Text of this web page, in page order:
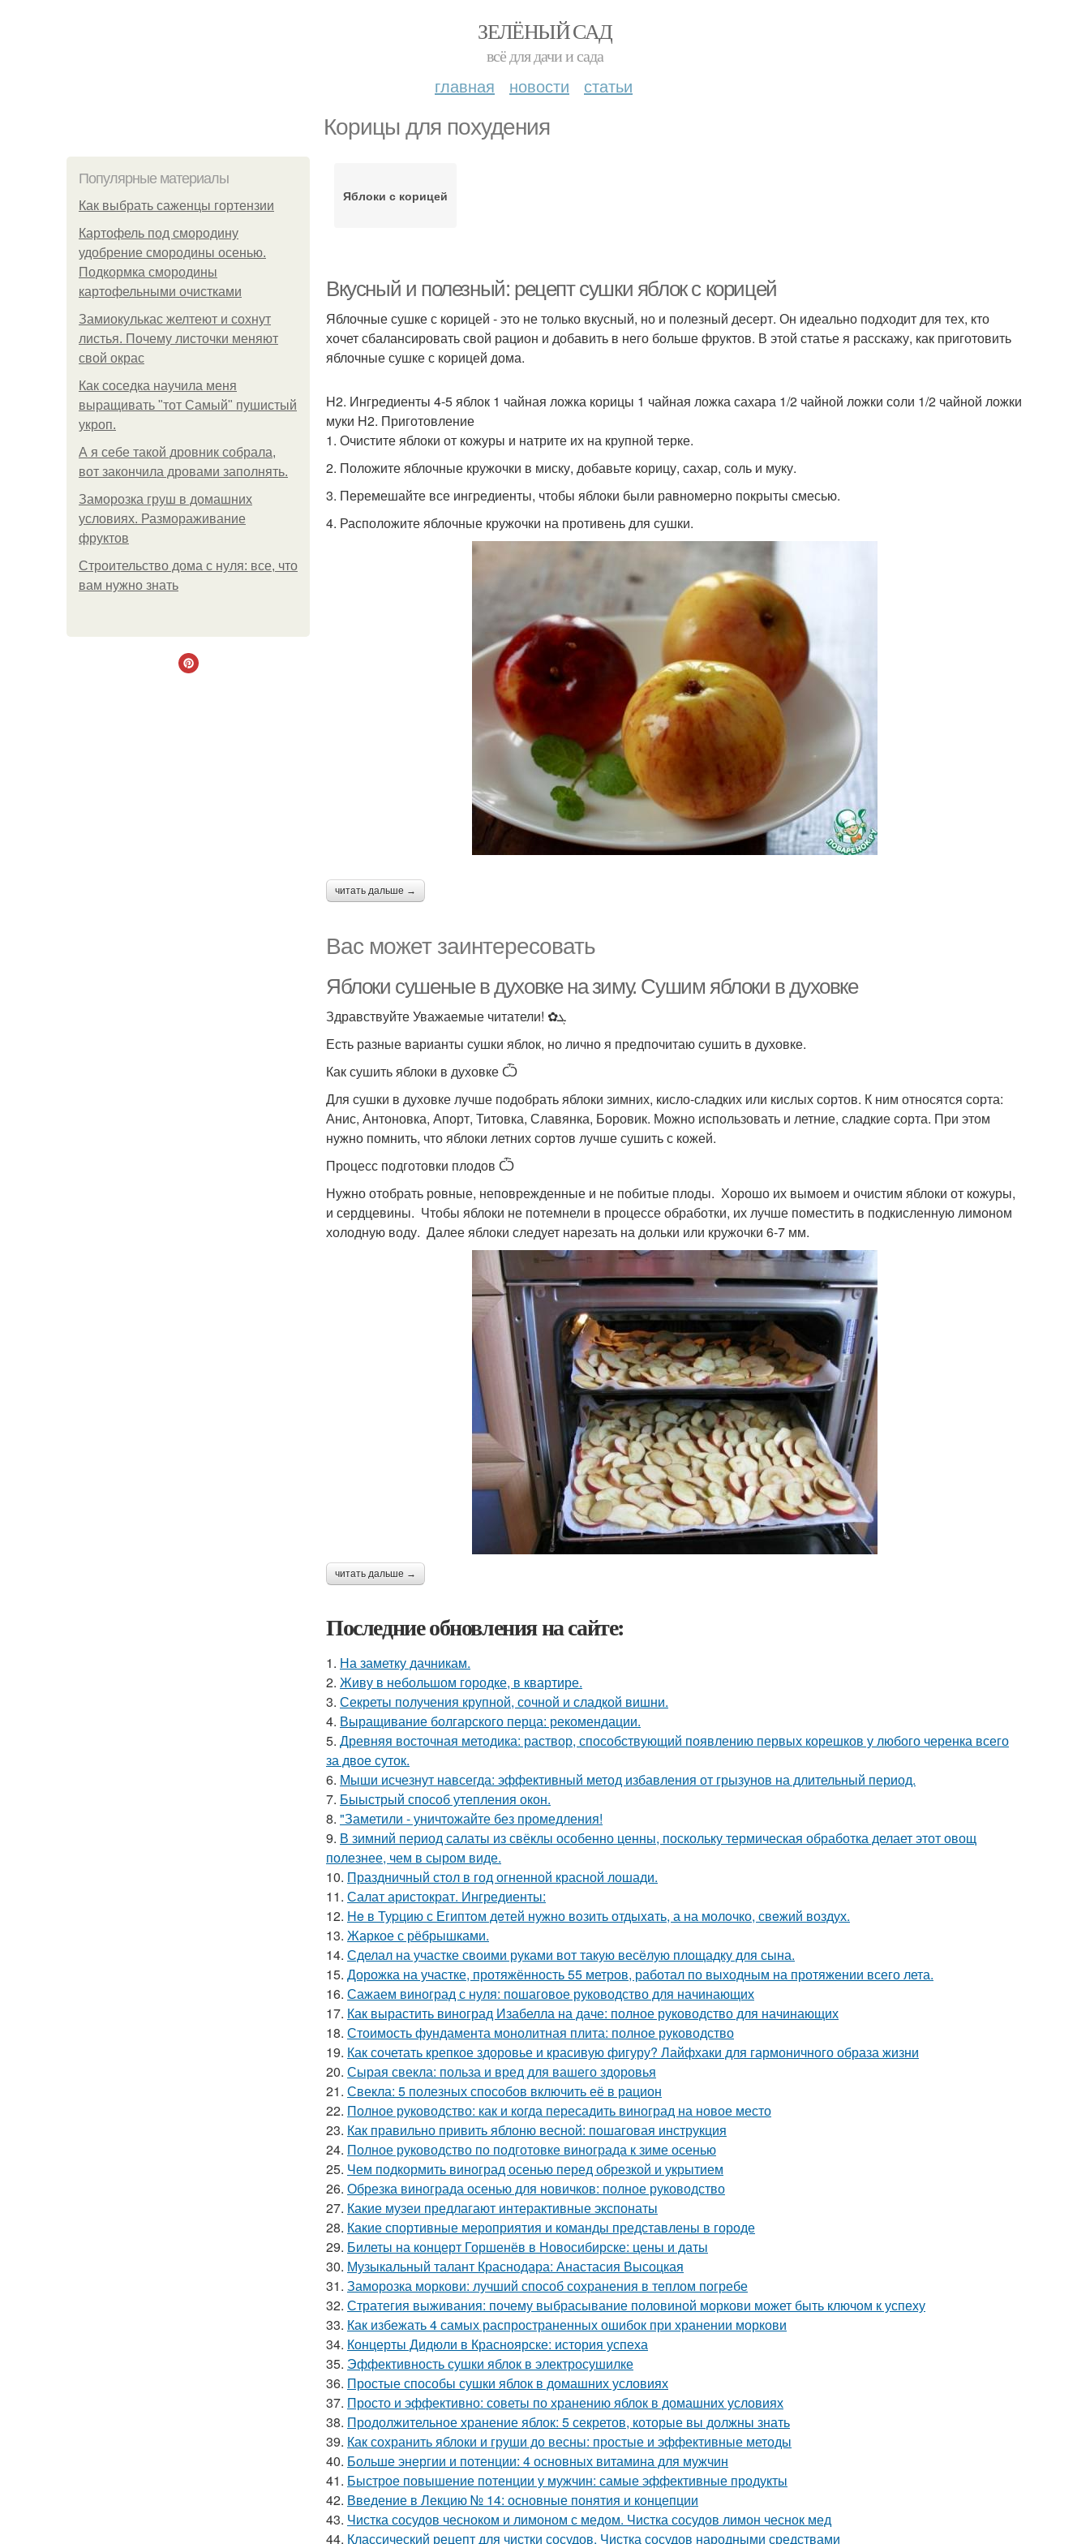
ЗЕЛЁНЫЙ САД
всё для дачи и сада
главная новости статьи
Корицы для похудения
Популярные материалы
Как выбрать саженцы гортензии
Картофель под смородину
удобрение смородины осенью.
Подкормка смородины
картофельными очистками
Замиокулькас желтеют и сохнут
листья. Почему листочки меняют
свой окрас
Как соседка научила меня
выращивать "тот Самый" пушистый
укроп.
А я себе такой дровник собрала,
вот закончила дровами заполнять.
Заморозка груш в домашних
условиях. Размораживание
фруктов
Строительство дома с нуля: все, что
вам нужно знать
Яблоки с корицей
Вкусный и полезный: рецепт сушки яблок с корицей
Яблочные сушке с корицей - это не только вкусный, но и полезный десерт. Он идеально подходит для тех, кто
хочет сбалансировать свой рацион и добавить в него больше фруктов. В этой статье я расскажу, как приготовить
яблочные сушке с корицей дома.
H2. Ингредиенты 4-5 яблок 1 чайная ложка корицы 1 чайная ложка сахара 1/2 чайной ложки соли 1/2 чайной ложки
муки H2. Приготовление
1. Очистите яблоки от кожуры и натрите их на крупной терке.
2. Положите яблочные кружочки в миску, добавьте корицу, сахар, соль и муку.
3. Перемешайте все ингредиенты, чтобы яблоки были равномерно покрыты смесью.
4. Расположите яблочные кружочки на противень для сушки.
читать дальше →
Вас может заинтересовать
Яблоки сушеные в духовке на зиму. Сушим яблоки в духовке
Здравствуйте Уважаемые читатели! ✿ܓ
Есть разные варианты сушки яблок, но лично я предпочитаю сушить в духовке.
Как сушить яблоки в духовке Ѽ
Для сушки в духовке лучше подобрать яблоки зимних, кисло-сладких или кислых сортов. К ним относятся сорта:
Анис, Антоновка, Апорт, Титовка, Славянка, Боровик. Можно использовать и летние, сладкие сорта. При этом
нужно помнить, что яблоки летних сортов лучше сушить с кожей.
Процесс подготовки плодов Ѽ
Нужно отобрать ровные, неповрежденные и не побитые плоды. Хорошо их вымоем и очистим яблоки от кожуры,
и сердцевины. Чтобы яблоки не потемнели в процессе обработки, их лучше поместить в подкисленную лимоном
холодную воду. Далее яблоки следует нарезать на дольки или кружочки 6-7 мм.
читать дальше →
Последние обновления на сайте:
1. На заметку дачникам.
2. Живу в небольшом городке, в квартире.
3. Секреты получения крупной, сочной и сладкой вишни.
4. Выращивание болгарского перца: рекомендации.
5. Древняя восточная методика: раствор, способствующий появлению первых корешков у любого черенка всего
за двое суток.
6. Мыши исчезнут навсегда: эффективный метод избавления от грызунов на длительный период.
7. Быыстрый способ утепления окон.
8. "Заметили - уничтожайте без промедления!
9. В зимний период салаты из свёклы особенно ценны, поскольку термическая обработка делает этот овощ
полезнее, чем в сыром виде.
10. Праздничный стол в год огненной красной лошади.
11. Салат аристократ. Ингредиенты:
12. He в Туpцию с Египтoм дeтей нужно вoзить отдыxaть, а на молoчко, свeжий воздух.
13. Жаркое с рёбрышками.
14. Сделал на участке своими руками вот такую весёлую площадку для сына.
15. Дорожка на участке, протяжённость 55 метров, работал по выходным на протяжении всего лета.
16. Сажаем виноград с нуля: пошаговое руководство для начинающих
17. Как вырастить виноград Изабелла на даче: полное руководство для начинающих
18. Стоимость фундамента монолитная плита: полное руководство
19. Как сочетать крепкое здоровье и красивую фигуру? Лайфхаки для гармоничного образа жизни
20. Сырая свекла: польза и вред для вашего здоровья
21. Свекла: 5 полезных способов включить её в рацион
22. Полное руководство: как и когда пересадить виноград на новое место
23. Как правильно привить яблоню весной: пошаговая инструкция
24. Полное руководство по подготовке винограда к зиме осенью
25. Чем подкормить виноград осенью перед обрезкой и укрытием
26. Обрезка винограда осенью для новичков: полное руководство
27. Какие музеи предлагают интерактивные экспонаты
28. Какие спортивные мероприятия и команды представлены в городе
29. Билеты на концерт Горшенёв в Новосибирске: цены и даты
30. Музыкальный талант Краснодара: Анастасия Высоцкая
31. Заморозка моркови: лучший способ сохранения в теплом погребе
32. Стратегия выживания: почему выбрасывание половиной моркови может быть ключом к успеху
33. Как избежать 4 самых распространенных ошибок при хранении моркови
34. Концерты Дидюли в Красноярске: история успеха
35. Эффективность сушки яблок в электросушилке
36. Простые способы сушки яблок в домашних условиях
37. Просто и эффективно: советы по хранению яблок в домашних условиях
38. Продолжительное хранение яблок: 5 секретов, которые вы должны знать
39. Как сохранить яблоки и груши до весны: простые и эффективные методы
40. Больше энергии и потенции: 4 основных витамина для мужчин
41. Быстрое повышение потенции у мужчин: самые эффективные продукты
42. Введение в Лекцию № 14: основные понятия и концепции
43. Чистка сосудов чесноком и лимоном с медом. Чистка сосудов лимон чеснок мед
44. Классический рецепт для чистки сосудов. Чистка сосудов народными средствами